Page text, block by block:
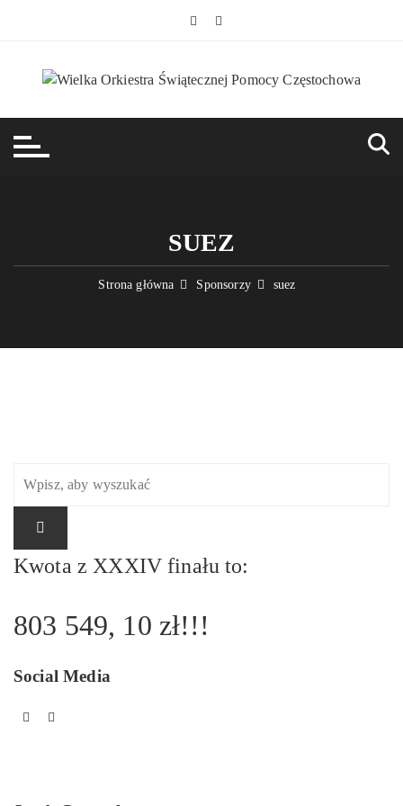
SUEZ
Strona główna Sponsorzy suez
Kwota z XXXIV finału to:
803 549, 10 zł!!!
Social Media